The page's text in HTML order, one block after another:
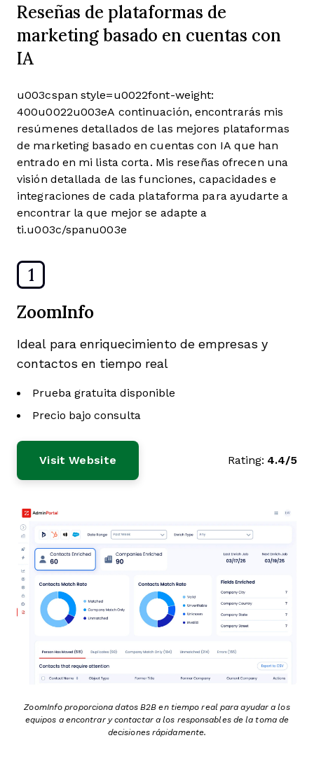
Reseñas de plataformas de
marketing basado en cuentas con
IA
u003cspan style=u0022font-weight:
400u0022u003eA continuación, encontrarás mis
resúmenes detallados de las mejores plataformas
de marketing basado en cuentas con IA que han
entrado en mi lista corta. Mis reseñas ofrecen una
visión detallada de las funciones, capacidades e
integraciones de cada plataforma para ayudarte a
encontrar la que mejor se adapte a
ti.u003c/spanu003e
1
ZoomInfo
Ideal para enriquecimiento de empresas y
contactos en tiempo real
Prueba gratuita disponible
Precio bajo consulta
Visit Website Rating: 4.4/5
ZoomInfo proporciona datos B2B en tiempo real para ayudar a los
equipos a encontrar y contactar a los responsables de la toma de
decisiones rápidamente.